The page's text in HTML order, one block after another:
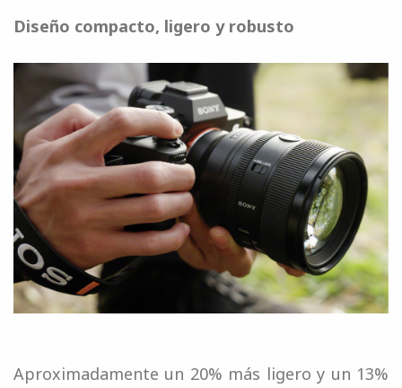
Diseño compacto, ligero y robusto
Aproximadamente un 20% más ligero y un 13%